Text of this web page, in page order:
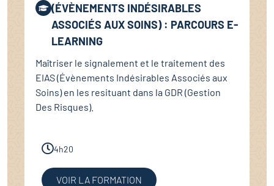
(ÉVÈNEMENTS INDÉSIRABLES
ASSOCIÉS AUX SOINS) : PARCOURS E-
LEARNING
Maîtriser le signalement et le traitement des
EIAS (Évènements Indésirables Associés aux
Soins) en les resituant dans la GDR (Gestion
Des Risques).
4h20
VOIR LA FORMATION